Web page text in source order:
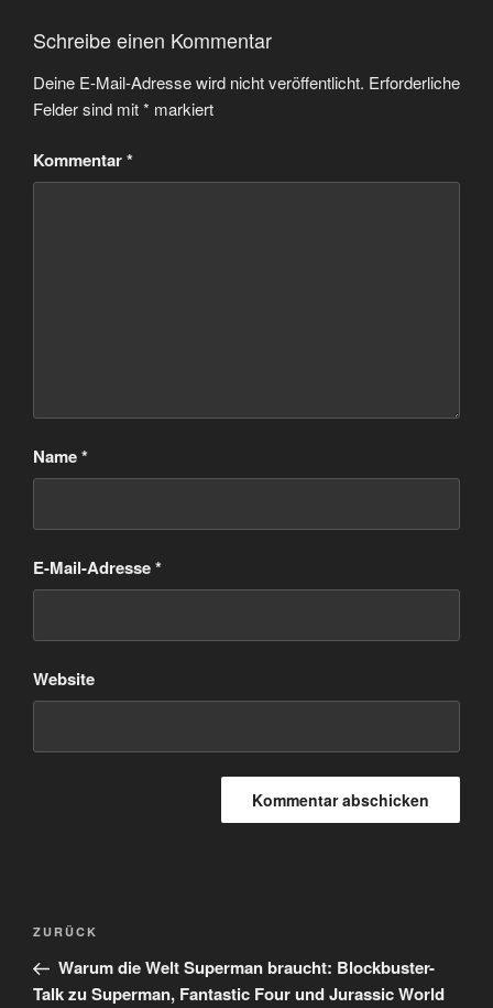
Schreibe einen Kommentar
Deine E-Mail-Adresse wird nicht veröffentlicht. Erforderliche
Felder sind mit* markiert
Kommentar*
Name*
E-Mail-Adresse*
Website
Beitragsnavigation
Vorheriger
Beitrag
ZURÜCK
Warum die Welt Superman braucht: Blockbuster-
Talk zu Superman, Fantastic Four und Jurassic World